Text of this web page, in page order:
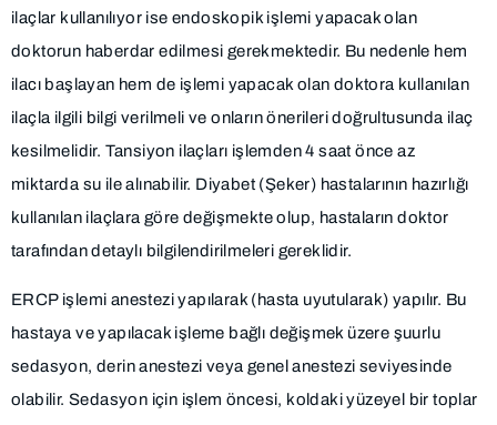
ilaçlar kullanılıyor ise endoskopik işlemi yapacak olan
doktorun haberdar edilmesi gerekmektedir. Bu nedenle hem
ilacı başlayan hem de işlemi yapacak olan doktora kullanılan
ilaçla ilgili bilgi verilmeli ve onların önerileri doğrultusunda ilaç
kesilmelidir. Tansiyon ilaçları işlemden 4 saat önce az
miktarda su ile alınabilir. Diyabet (Şeker) hastalarının hazırlığı
kullanılan ilaçlara göre değişmekte olup, hastaların doktor
tarafından detaylı bilgilendirilmeleri gereklidir.
ERCP işlemi anestezi yapılarak (hasta uyutularak) yapılır. Bu
hastaya ve yapılacak işleme bağlı değişmek üzere şuurlu
sedasyon, derin anestezi veya genel anestezi seviyesinde
olabilir. Sedasyon için işlem öncesi, koldaki yüzeyel bir toplar